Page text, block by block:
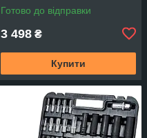
Готово до відправки
3 498 ₴
Купити